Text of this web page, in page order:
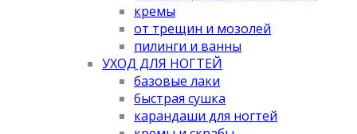
кремы
от трещин и мозолей
пилинги и ванны
УХОД ДЛЯ НОГТЕЙ
базовые лаки
быстрая сушка
карандаши для ногтей